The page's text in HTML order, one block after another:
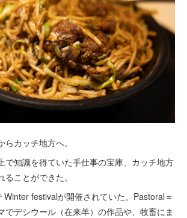
カッチ地方へ。
で知識を得ていた手仕事の宝庫、カッチ地方
ことができた。
Winter festivalが開催されていた。Pastoral＝
でデシウール（在来羊）の作品や、牧畜にま